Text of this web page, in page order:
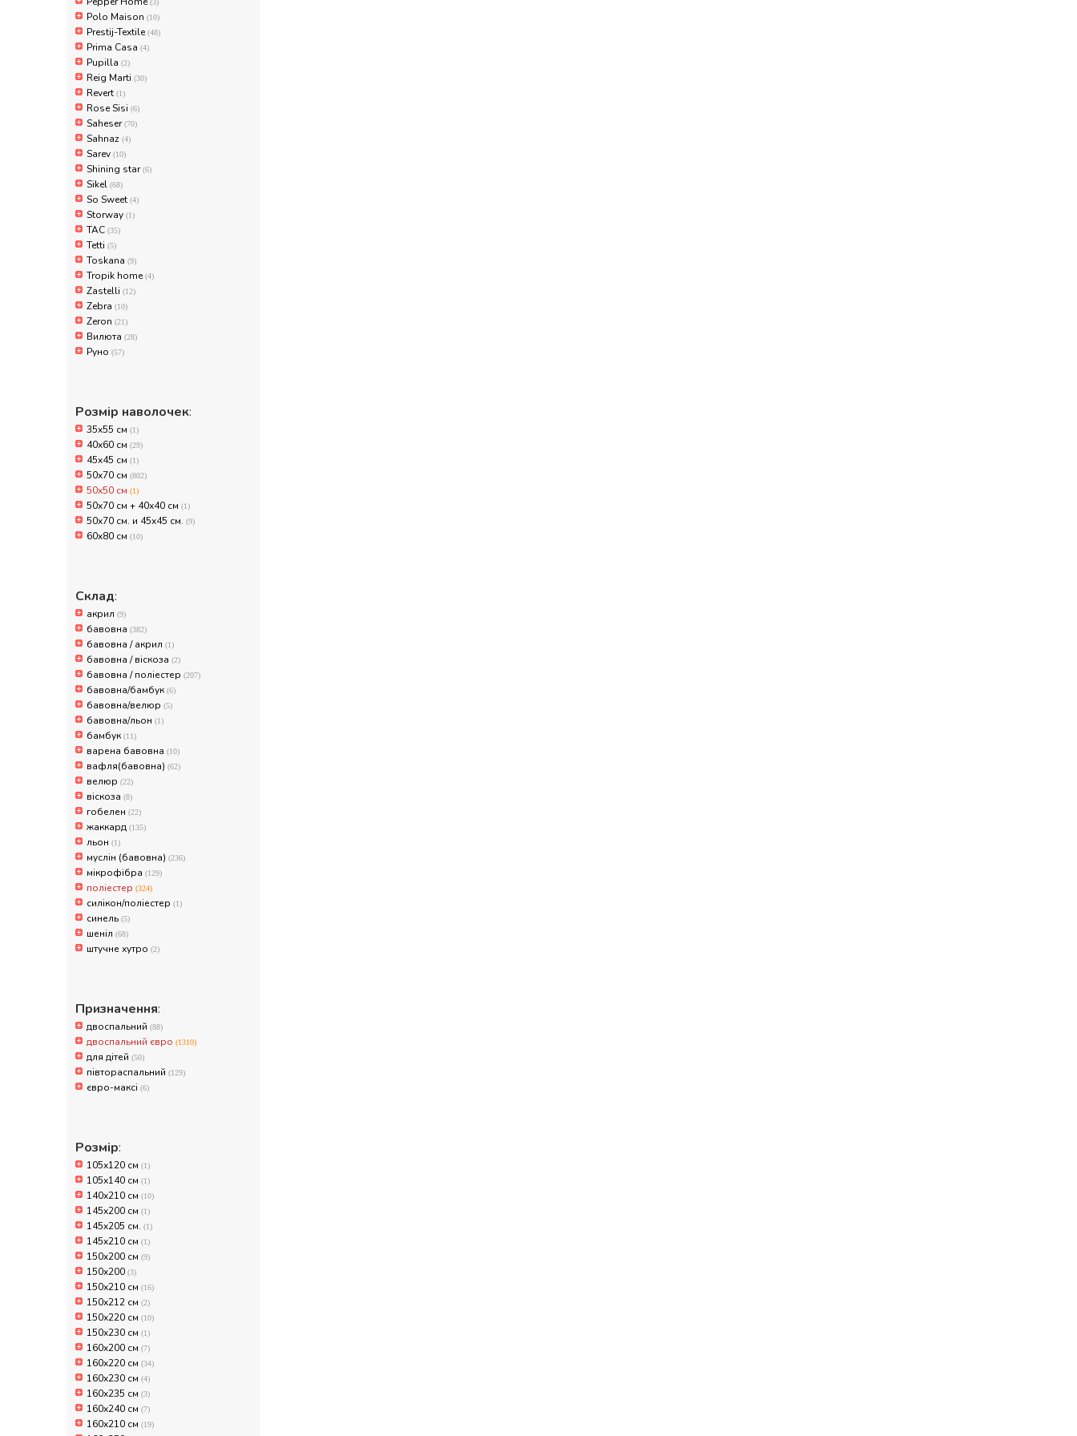
(3)
Polo Maison (10)
Prestij-Textile(48)
Prima Casa (4)
Pupilla (2)
Reig Marti (30)
Revert (1)
Rose Sisi (6)
Saheser(70)
Sahnaz (4)
Sarev (10)
Shining star(6)
Sikel (68)
So Sweet (4)
Storway (1)
TAC (35)
Tetti (5)
Toskana (9)
Tropik home(4)
Zastelli (12)
Zebra (10)
Zeron (21)
Вилюта (28)
Руно (57)
Розмір наволочек:
35x55 см (1)
40x60 см (29)
45x45 см (1)
50x70 см (802)
50х50 см (1)
50х70 см + 40х40 см (1)
50х70 см. и 45х45 см. (9)
60х80 см (10)
Склад:
акрил (9)
бавовна (382)
бавовна / акрил (1)
бавовна / віскоза (2)
бавовна / поліестер (207)
бавовна/бамбук (6)
бавовна/велюр (5)
бавовна/льон (1)
бамбук (11)
варена бавовна (10)
вафля(бавовна) (62)
велюр (22)
віскоза (8)
гобелен (22)
жаккард (135)
льон (1)
муслін (бавовна) (236)
мікрофібра (129)
поліестер (324)
силікон/поліестер (1)
синель (5)
шеніл (68)
штучне хутро (2)
Призначення:
двоспальний (88)
двоспальний євро (1310)
для дітей (50)
півтораспальний (129)
євро-максі (6)
Розмір:
105х120 см (1)
105х140 см (1)
140х210 см (10)
145x200 см (1)
145x205 см. (1)
145x210 см (1)
150x200 см (9)
150х200 (3)
150х210 см (16)
150х212 см (2)
150х220 см (10)
150х230 см (1)
160x200 см (7)
160x220 см (34)
160x230 см (4)
160x235 см (3)
160x240 см (7)
160х210 см (19)